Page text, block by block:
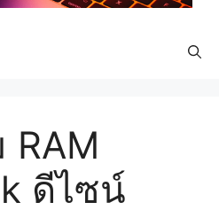
RAM
ดีไซน์